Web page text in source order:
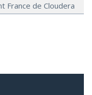
France de Cloudera